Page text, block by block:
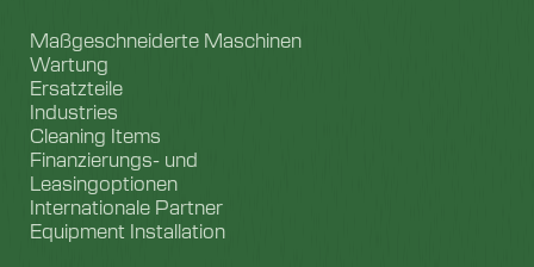
Maßgeschneiderte Maschinen
Wartung
Ersatzteile
Industries
Cleaning Items
Finanzierungs- und
Leasingoptionen
Internationale Partner
Equipment Installation